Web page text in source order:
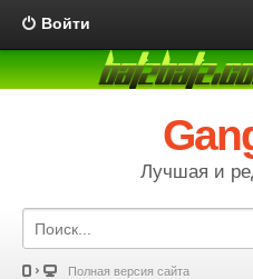
Войти
Лучшая и
Полная версия сайта